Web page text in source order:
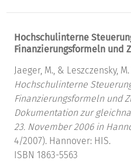
Hochschulinterne
Finanzierungsformeln und
Jaeger, M., & Leszczensky,
Hochschulinterne
Finanzierungsformeln und
Dokumentation zur
23. November 2006 in
4/2007). Hannover: HIS.
ISBN 1863-5563